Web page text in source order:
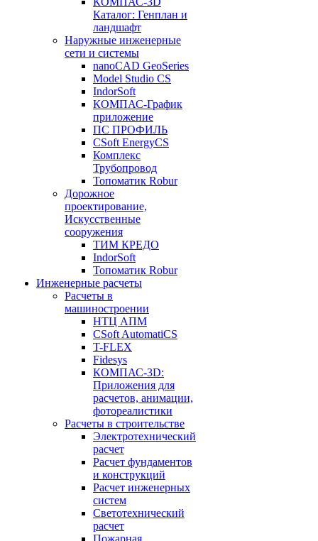
Каталог: Генплан и
ландшафт
Наружные инженерные
сети и системы
nanoCAD GeoSeries
Model Studio CS
IndorSoft
КОМПАС-График
приложение
ПС ПРОФИЛЬ
CSoft EnergyCS
Комплекс
Трубопровод
Топоматик Robur
Дорожное
проектирование,
Искусственные
сооружения
ТИМ КРЕДО
IndorSoft
Топоматик Robur
Инженерные расчеты
Расчеты в
машиностроении
НТЦ АПМ
CSoft AutomatiCS
T-FLEX
Fidesys
КОМПАС-3D:
Приложения для
расчетов, анимации,
фотореалистики
Расчеты в строительстве
Электротехнический
расчет
Расчет фундаментов
и конструкций
Расчет инженерных
систем
Светотехнический
расчет
Пожарная